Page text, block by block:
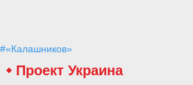
#«Калашников»
Проект Украина